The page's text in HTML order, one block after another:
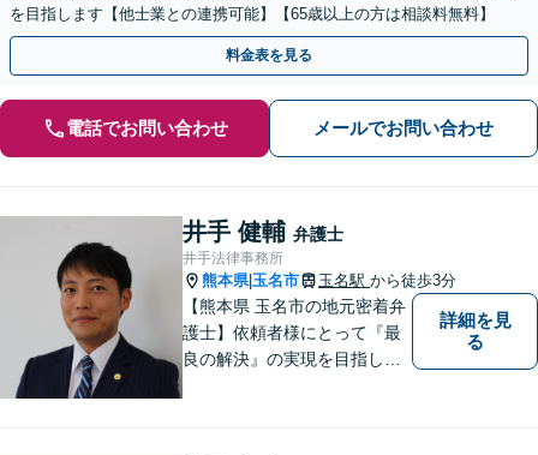
を目指します【他士業との連携可能】【65歳以上の方は相談料無料】
料金表を見る
電話でお問い合わせ メールでお問い合わせ
井手 健輔 弁護士
井手法律事務所
熊本県| 玉名市 玉名駅 から徒歩3分
【熊本県 玉名市の地元密着弁
護士】依頼者様にとって『最
良の解決』の実現を目指しま
詳細を見
る